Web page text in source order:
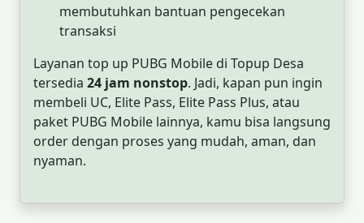
membutuhkan bantuan pengecekan
transaksi
Layanan top up PUBG Mobile di Topup Desa
tersedia 24 jam nonstop. Jadi, kapan pun ingin
membeli UC, Elite Pass, Elite Pass Plus, atau
paket PUBG Mobile lainnya, kamu bisa langsung
order dengan proses yang mudah, aman, dan
nyaman.